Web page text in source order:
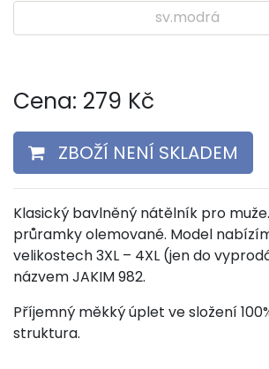
sv.modrá
Cena: 279 Kč
ZBOŽÍ NENÍ SKLADEM
Klasický bavlněný nátělník pro
průramky olemované. Model
velikostech 3XL – 4XL (jen do
názvem JAKIM 982.
Příjemný měkký úplet ve složení
struktura.